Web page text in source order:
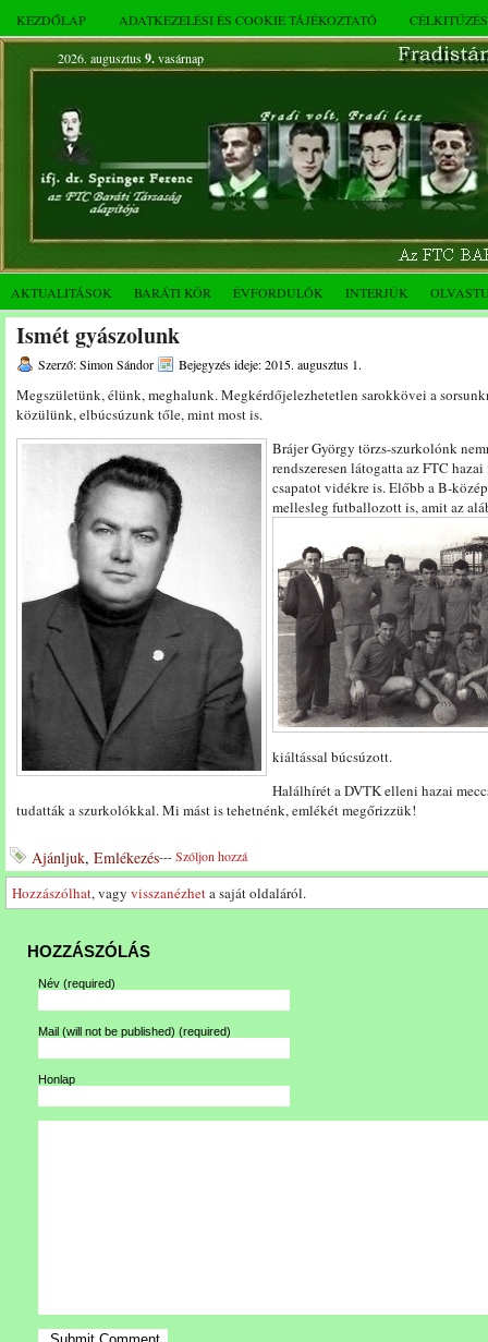
KEZDŐLAP ADATKEZELÉSI ÉS COOKIE TÁJÉKOZTATÓ
2026. augusztus 9.vasárnap
AKTUALITÁSOK BARÁTI KÖR ÉVFORDULÓK INTERJÚK
Ismét gyászolunk
Szerző: Simon Sándor Bejegyzés ideje: 2015. augusztus 1.
Megszületünk, élünk, meghalunk. Megkérdőjelezhetetlen sarokkövei a
közülünk, elbúcsúzunk tőle, mint most is.
Brájer György törzs-szurkolónk
rendszeresen látogatta az FTC
csapatot vidékre is. Előbb a B-
mellesleg futballozott is,amit az
kiáltással búcsúzott.
Halálhírét a DVTK elleni hazai
tudatták a szurkolókkal. Mi mást is tehetnénk, emlékét megőrizzük!
Ajánljuk, Emlékezés---Szóljon hozzá
Hozzászólhat, vagy visszanézheta saját oldaláról.
HOZZÁSZÓLÁS
Név (required)
Mail (will not be published) (required)
Honlap